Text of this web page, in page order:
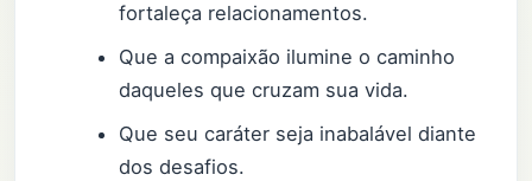
fortaleça relacionamentos.
Que a compaixão ilumine o caminho
daqueles que cruzam sua vida.
Que seu caráter seja inabalável diante
dos desafios.